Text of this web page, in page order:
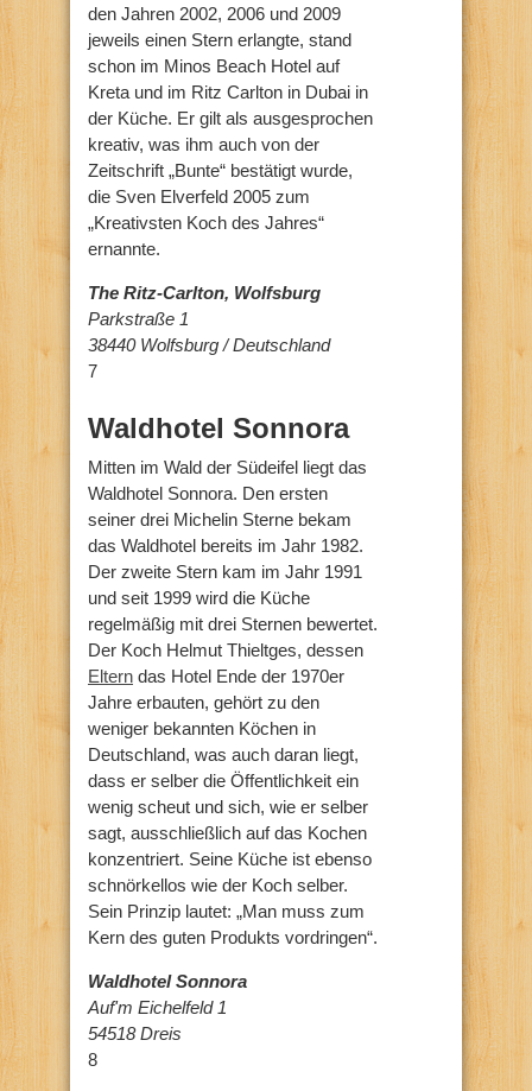
den Jahren 2002, 2006 und 2009
jeweils einen Stern erlangte, stand
schon im Minos Beach Hotel auf
Kreta und im Ritz Carlton in Dubai in
der Küche. Er gilt als ausgesprochen
kreativ, was ihm auch von der
Zeitschrift „Bunte“ bestätigt wurde,
die Sven Elverfeld 2005 zum
„Kreativsten Koch des Jahres“
ernannte.
The Ritz-Carlton, Wolfsburg
Parkstraße 1
38440 Wolfsburg / Deutschland
7
Waldhotel Sonnora
Mitten im Wald der Südeifel liegt das
Waldhotel Sonnora. Den ersten
seiner drei Michelin Sterne bekam
das Waldhotel bereits im Jahr 1982.
Der zweite Stern kam im Jahr 1991
und seit 1999 wird die Küche
regelmäßig mit drei Sternen bewertet.
Der Koch Helmut Thieltges, dessen
Eltern das Hotel Ende der 1970er
Jahre erbauten, gehört zu den
weniger bekannten Köchen in
Deutschland, was auch daran liegt,
dass er selber die Öffentlichkeit ein
wenig scheut und sich, wie er selber
sagt, ausschließlich auf das Kochen
konzentriert. Seine Küche ist ebenso
schnörkellos wie der Koch selber.
Sein Prinzip lautet: „Man muss zum
Kern des guten Produkts vordringen“.
Waldhotel Sonnora
Auf'm Eichelfeld 1
54518 Dreis
8